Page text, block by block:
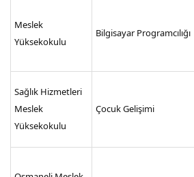
Meslek
Yüksekokulu
Bilgisayar Programcılığı
Sağlık Hizmetleri
Meslek
Yüksekokulu
Çocuk Gelişimi